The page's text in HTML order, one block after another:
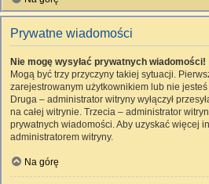
Prywatne wiadomości
Nie mogę wysyłać prywatnych wiadomości!
Mogą być trzy przyczyny takiej sytuacji.
zarejestrowanym użytkownikiem lub nie
Druga – administrator witryny wyłączył
na całej witrynie. Trzecia – administrator
prywatnych wiadomości. Aby uzyskać więcej
administratorem witryny.
Na górę